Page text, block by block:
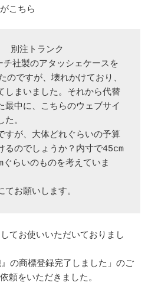
こちら
のですが、壊れかけており、
しまいました。それから代替
最中に、こちらのウェブサイ
た。
すが、大体どれぐらいの予算
るのでしょうか？内寸で45cm
ぐらいのものを考えていま
お願いします。
てお使いいただいておりまし
の商標登録完了しました」のご
頼をいただきました。